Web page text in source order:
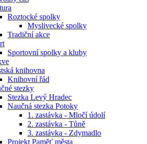
Roztocké spolky
Myslivecké spolky
Tradiční akce
Sportovní spolky a kluby
knihovna
Knihovní řád
stezky
Stezka Levý Hradec
Naučná stezka Potoky
1. zastávka - Mločí údolí
2. zastávka - Tůně
3. zastávka - Zdymadlo
Projekt Paměť města